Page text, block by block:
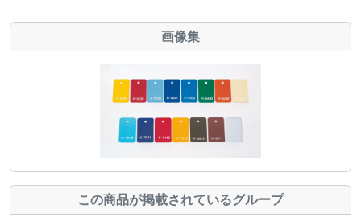
画像集
この商品が掲載されているグループ